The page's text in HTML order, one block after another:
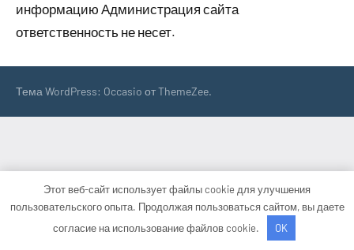
информацию Администрация сайта
ответственность не несет.
Тема WordPress: Occasio от ThemeZee.
Этот веб-сайт использует файлы cookie для улучшения
пользовательского опыта. Продолжая пользоваться сайтом, вы даете
согласие на использование файлов cookie.
OK